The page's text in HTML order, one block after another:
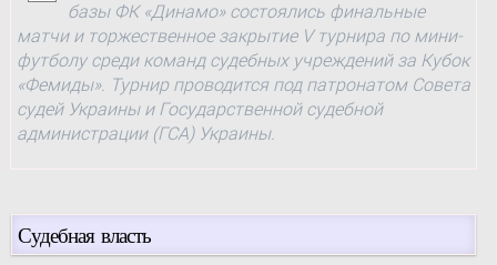
базы ФК «Динамо» состоялись финальные
матчи и торжественное закрытие V турнира по мини-
футболу среди команд судебных учреждений за Кубок
«Фемиды». Турнир проводится под патронатом Совета
судей Украины и Государственной судебной
администрации (ГСА) Украины.
Судебная власть